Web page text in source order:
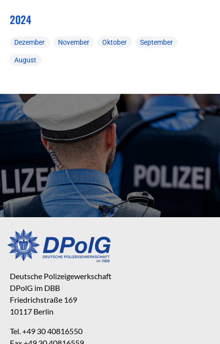
2024
Dezember November Oktober September
August
Deutsche Polizeigewerkschaft
DPolG im DBB
Friedrichstraße 169
10117 Berlin
Tel. +49 30 40816550